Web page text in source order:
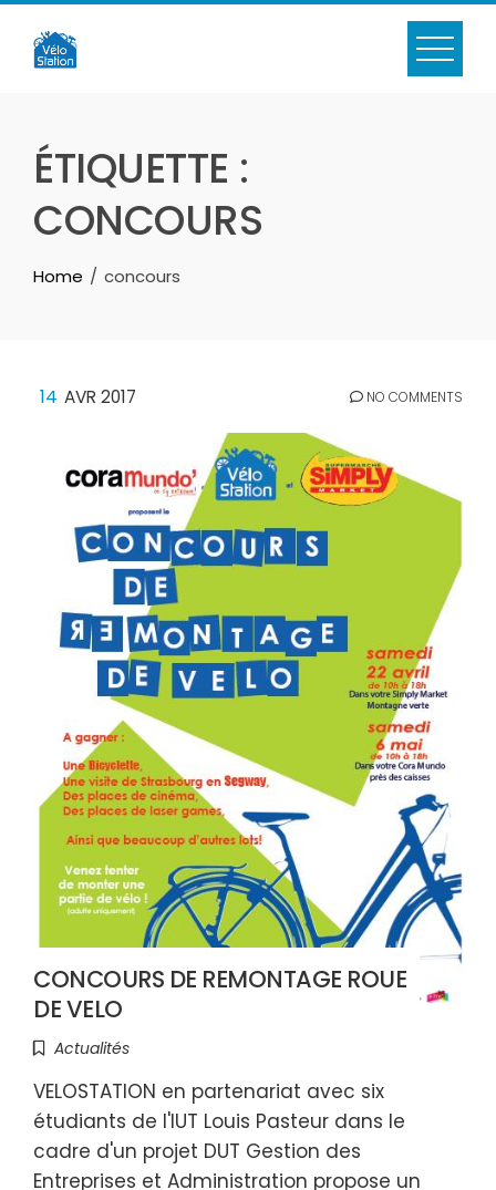
Skip
content
ÉTIQUETTE :
CONCOURS
Home concours
14 AVR 2017 NO COMMENTS
CONCOURS DE REMONTAGE ROUE
DE VELO
Actualités
VELOSTATION en partenariat avec six
étudiants de l'IUT Louis Pasteur dans le
cadre d'un projet DUT Gestion des
Entreprises et Administration propose un